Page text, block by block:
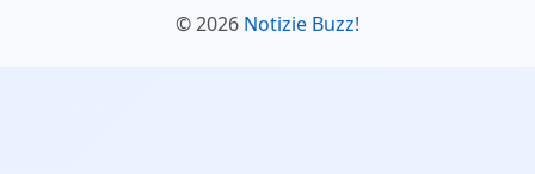
© 2026 Notizie Buzz!